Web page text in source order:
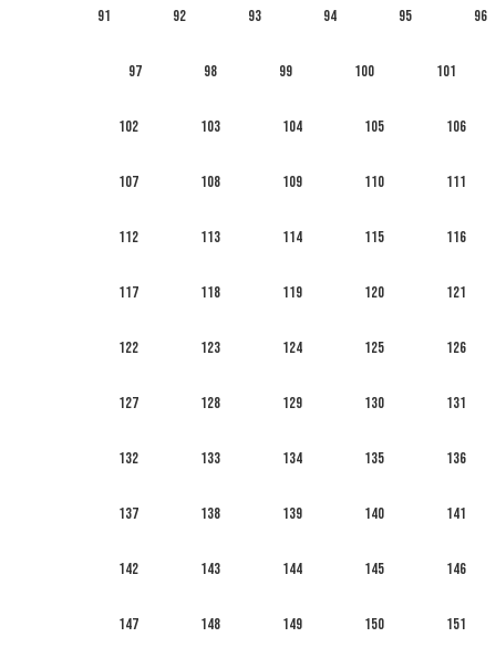
91 92 93 94 95 96
97 98 99 100 101
102 103 104 105 106
107 108 109 110 111
112 113 114 115 116
117 118 119 120 121
122 123 124 125 126
127 128 129 130 131
132 133 134 135 136
137 138 139 140 141
142 143 144 145 146
147 148 149 150 151